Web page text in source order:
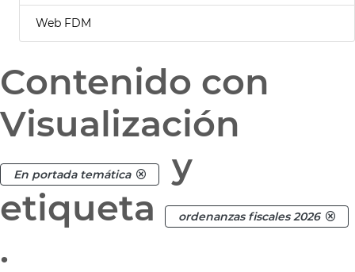
Web FDM
Contenido con
Visualización
En portada temática
y
etiqueta
ordenanzas fiscales 2026
.